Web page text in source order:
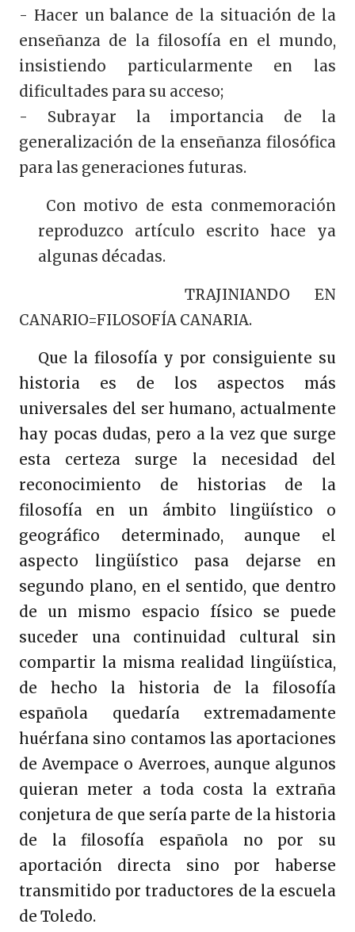
- Hacer un balance de la situación de la
enseñanza de la filosofía en el mundo,
insistiendo particularmente en las
dificultades para su acceso;
- Subrayar la importancia de la
generalización de la enseñanza filosófica
para las generaciones futuras.
Con motivo de esta conmemoración
reproduzco artículo escrito hace ya
algunas décadas.
TRAJINIANDO EN
CANARIO=FILOSOFÍA CANARIA.
Que la filosofía y por consiguiente su
historia es de los aspectos más
universales del ser humano, actualmente
hay pocas dudas, pero a la vez que surge
esta certeza surge la necesidad del
reconocimiento de historias de la
filosofía en un ámbito lingüístico o
geográfico determinado, aunque el
aspecto lingüístico pasa dejarse en
segundo plano, en el sentido, que dentro
de un mismo espacio físico se puede
suceder una continuidad cultural sin
compartir la misma realidad lingüística,
de hecho la historia de la filosofía
española quedaría extremadamente
huérfana sino contamos las aportaciones
de Avempace o Averroes, aunque algunos
quieran meter a toda costa la extraña
conjetura de que sería parte de la historia
de la filosofía española no por su
aportación directa sino por haberse
transmitido por traductores de la escuela
de Toledo.